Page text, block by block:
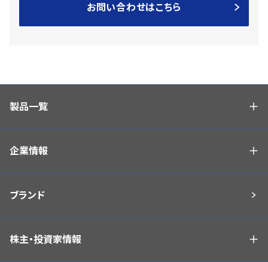
お問い合わせはこちら
製品一覧
企業情報
ブランド
株主・投資家情報